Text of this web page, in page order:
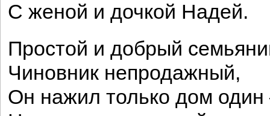
С женой и дочкой Надей.
Простой и добрый
Чиновник непродажный,
Он нажил только дом